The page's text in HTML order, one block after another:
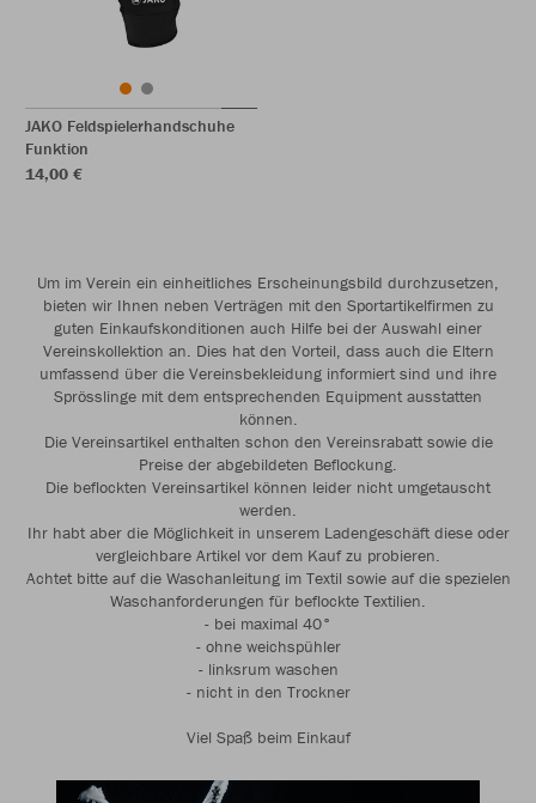
JAKO Feldspielerhandschuhe
Funktion
14,00 €
Um im Verein ein einheitliches Erscheinungsbild durchzusetzen,
bieten wir Ihnen neben Verträgen mit den Sportartikelfirmen zu
guten Einkaufskonditionen auch Hilfe bei der Auswahl einer
Vereinskollektion an. Dies hat den Vorteil, dass auch die Eltern
umfassend über die Vereinsbekleidung informiert sind und ihre
Sprösslinge mit dem entsprechenden Equipment ausstatten
können.
Die Vereinsartikel enthalten schon den Vereinsrabatt sowie die
Preise der abgebildeten Beflockung.
Die beflockten Vereinsartikel können leider nicht umgetauscht
werden.
Ihr habt aber die Möglichkeit in unserem Ladengeschäft diese oder
vergleichbare Artikel vor dem Kauf zu probieren.
Achtet bitte auf die Waschanleitung im Textil sowie auf die spezielen
Waschanforderungen für beflockte Textilien.
- bei maximal 40°
- ohne weichspühler
- linksrum waschen
- nicht in den Trockner
Viel Spaß beim Einkauf